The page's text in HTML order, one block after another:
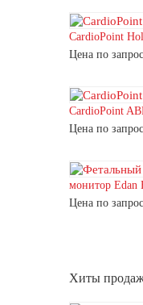
CardioPoint
Цена по
CardioPoint
Цена по
монитор Edan
Цена по
Хиты